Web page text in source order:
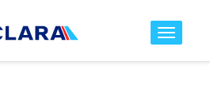
toggle